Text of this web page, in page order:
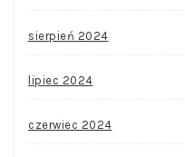
sierpień 2024
lipiec 2024
czerwiec 2024